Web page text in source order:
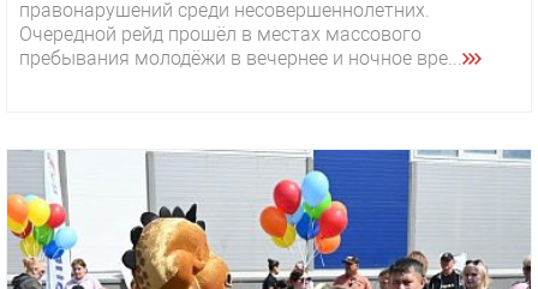
правонарушений среди несовершеннолетних.
Очередной рейд прошёл в местах массового
пребывания молодёжи в вечернее и ночное вре...